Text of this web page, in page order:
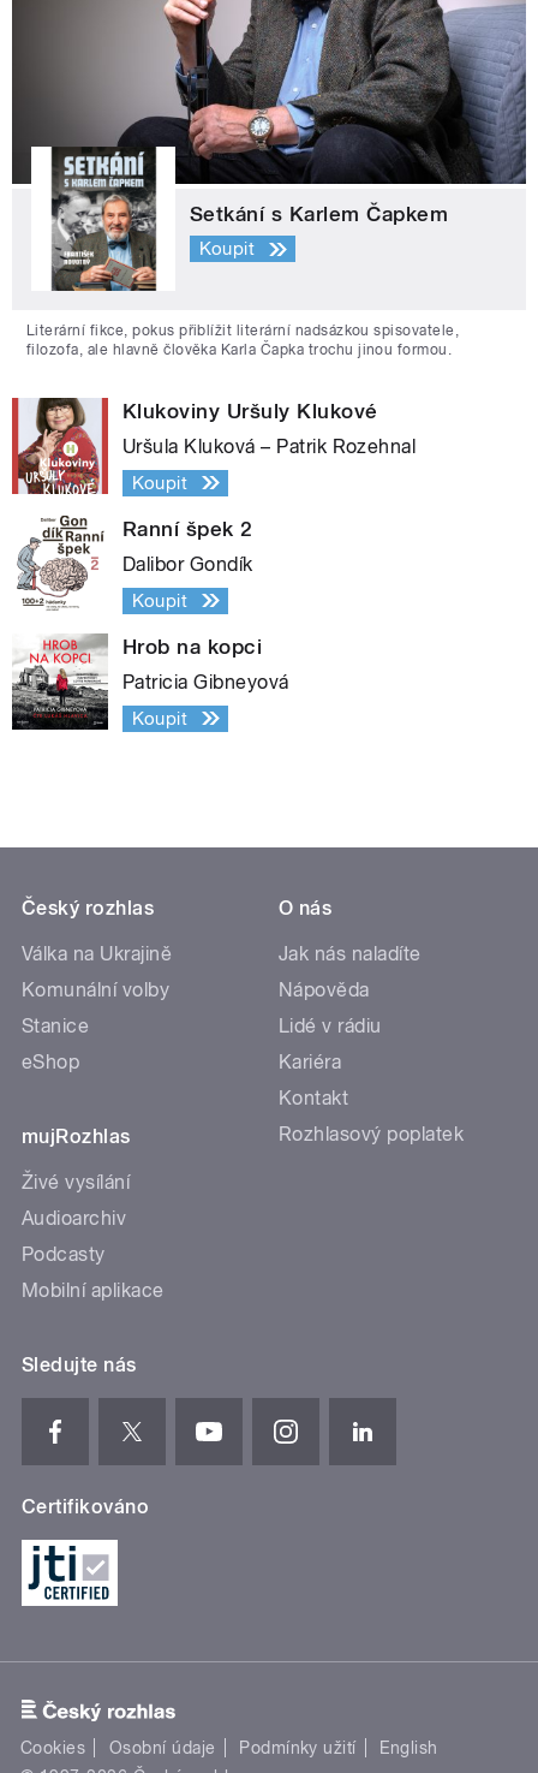
Setkání s Karlem Čapkem
Koupit
Literární fikce, pokus přiblížit literární nadsázkou spisovatele,
filozofa, ale hlavně člověka Karla Čapka trochu jinou formou.
Klukoviny Uršuly Klukové
Uršula Kluková – Patrik Rozehnal
Koupit
Ranní špek 2
Dalibor Gondík
Koupit
Hrob na kopci
Patricia Gibneyová
Koupit
Český rozhlas
Válka na Ukrajině
Komunální volby
Stanice
eShop
mujRozhlas
Živé vysílání
Audioarchiv
Podcasty
Mobilní aplikace
O nás
Jak nás naladíte
Nápověda
Lidé v rádiu
Kariéra
Kontakt
Rozhlasový poplatek
Sledujte nás
Certifikováno
Cookies Osobní údaje Podmínky užití
English